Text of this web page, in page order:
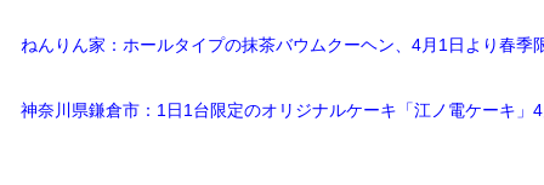
ねんりん家：ホールタイプの抹茶バウムクーヘン、4月1日より春季
神奈川県鎌倉市：1日1台限定のオリジナルケーキ「江ノ電ケーキ」